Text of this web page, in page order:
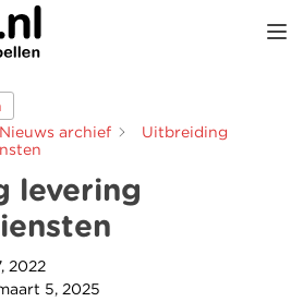
Nieuws archief
Uitbreiding
levering
2022
5, 2025